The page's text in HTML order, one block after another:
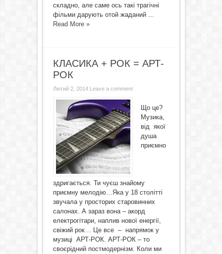
складно, але саме ось такі трагічні
фільми дарують отой жаданий ...
Read More »
КЛАСИКА + РОК = АРТ-
РОК
Лютий 2, 2014 Leave a comment
Що це?
Музика,
від якої
душа
приємно
здригається. Ти чуєш знайому
приємну мелодію…Яка у 18 столітті
звучала у просторих старовинних
салонах. А зараз вона – акорд
електрогітари, наплив нової енергії,
свіжий рок… Це все – напрямок у
музиці АРТ-РОК. АРТ-РОК – то
своєрідний постмодернізм. Коли ми